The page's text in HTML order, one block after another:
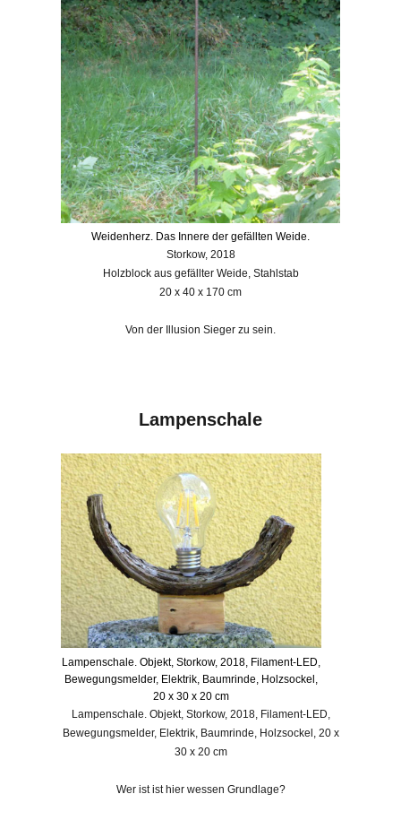
Weidenherz. Das Innere der gefällten Weide.
Storkow, 2018
Holzblock aus gefällter Weide, Stahlstab
20 x 40 x 170 cm
Von der Illusion Sieger zu sein.
Lampenschale
Lampenschale. Objekt, Storkow, 2018, Filament-LED,
Bewegungsmelder, Elektrik, Baumrinde, Holzsockel,
20 x 30 x 20 cm
Lampenschale. Objekt, Storkow, 2018, Filament-LED,
Bewegungsmelder, Elektrik, Baumrinde, Holzsockel, 20 x
30 x 20 cm
Wer ist ist hier wessen Grundlage?